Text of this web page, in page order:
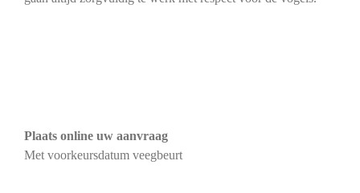
Plaats online uw aanvraag
Met voorkeursdatum veegbeurt